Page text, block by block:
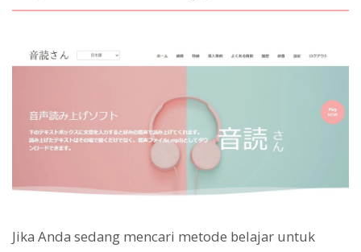
Jika Anda sedang mencari metode belajar untuk